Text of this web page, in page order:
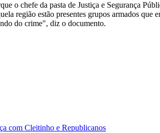
o chefe da pasta de Justiça e Segurança
região estão presentes grupos armados
do crime", diz o documento.
com Cleitinho e Republicanos